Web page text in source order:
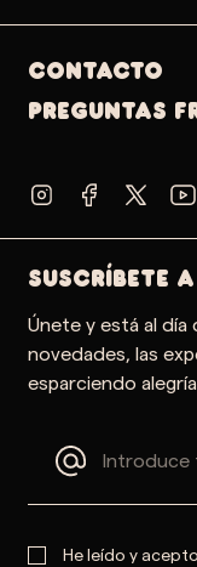
Contacto
PREGUNTAS
SUSCRÍBETE
Únete y está al día
novedades, las
esparciendo
He leído y